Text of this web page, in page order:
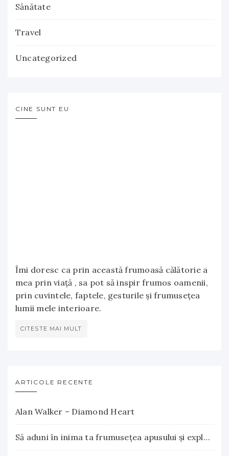
Sănătate
Travel
Uncategorized
CINE SUNT EU
Îmi doresc ca prin această frumoasă călătorie a
mea prin viață , sa pot să inspir frumos oamenii,
prin cuvintele, faptele, gesturile și frumusețea
lumii mele interioare.
CITESTE MAI MULT
ARTICOLE RECENTE
Alan Walker – Diamond Heart
Să aduni în inima ta frumuseţea apusului şi explozia nesfârşită a răsăritului